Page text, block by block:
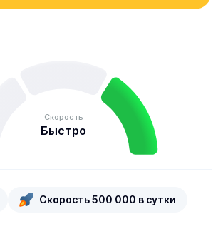
Скорость
Быстро
Скорость 500 000 в сутки